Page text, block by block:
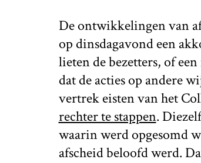
De ontwikkelingen van
op dinsdagavond een
lieten de bezetters, of
dat de acties op andere
vertrek eisten van het
rechter te stappen.
waarin werd opgesomd
afscheid beloofd werd.